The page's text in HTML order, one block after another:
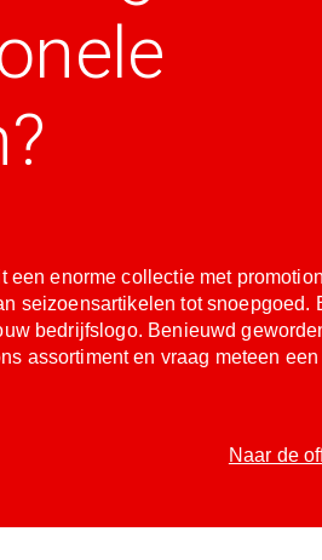
een enorme collectie met
seizoensartikelen tot snoepgoed.
bedrijfslogo. Benieuwd
assortiment en vraag meteen een
Naar de